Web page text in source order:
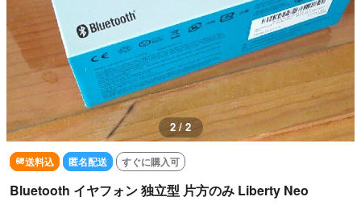
2 / 2
送料込 匿名配送 すぐに購入可
Bluetooth イヤフォン 独立型 片方のみ Liberty Neo